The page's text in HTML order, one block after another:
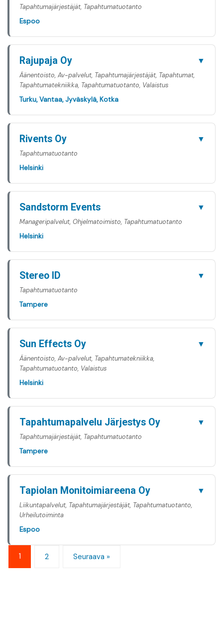
Tapahtumajärjestäjät, Tapahtumatuotanto
Espoo
Rajupaja Oy ▼
Äänentoisto, Av-palvelut, Tapahtumajärjestäjät, Tapahtumat,
Tapahtumatekniikka, Tapahtumatuotanto, Valaistus
Turku, Vantaa, Jyväskylä, Kotka
Rivents Oy ▼
Tapahtumatuotanto
Helsinki
Sandstorm Events ▼
Manageripalvelut, Ohjelmatoimisto, Tapahtumatuotanto
Helsinki
Stereo ID ▼
Tapahtumatuotanto
Tampere
Sun Effects Oy ▼
Äänentoisto, Av-palvelut, Tapahtumatekniikka,
Tapahtumatuotanto, Valaistus
Helsinki
Tapahtumapalvelu Järjestys Oy ▼
Tapahtumajärjestäjät, Tapahtumatuotanto
Tampere
Tapiolan Monitoimiareena Oy ▼
Liikuntapalvelut, Tapahtumajärjestäjät, Tapahtumatuotanto,
Urheilutoiminta
Espoo
1 2 Seuraava »